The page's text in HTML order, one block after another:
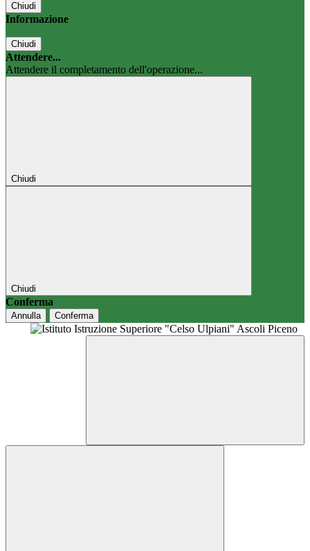
Chiudi
Informazione
Chiudi
Attendere...
Attendere il completamento dell'operazione...
Chiudi
Chiudi
Conferma
Annulla Conferma